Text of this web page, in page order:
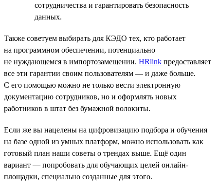
сотрудничества и гарантировать безопасность
данных.
Также советуем выбирать для КЭДО тех, кто работает
на программном обеспечении, потенциально
не нуждающемся в импортозамещении. HRlink предоставляет
все эти гарантии своим пользователям — и даже больше.
С его помощью можно не только вести электронную
документацию сотрудников, но и оформлять новых
работников в штат без бумажной волокиты.
Если же вы нацелены на цифровизацию подбора и обучения
на базе одной из умных платформ, можно использовать как
готовый план наши советы о трендах выше. Ещё один
вариант — попробовать для обучающих целей онлайн-
площадки, специально созданные для этого.